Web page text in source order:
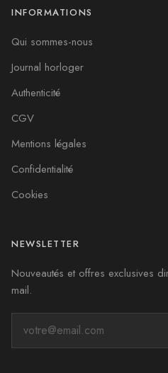
INFORMATIONS
Qui sommes-nous
Journal horloger
Authenticité
CGV
Mentions légales
Confidentialité
Cookies
NEWSLETTER
Nouveautés et offres exclusives
mail.